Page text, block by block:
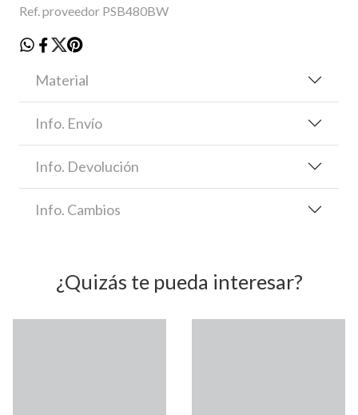
Ref. proveedor PSB480BW
Material
Info. Envío
Info. Devolución
Info. Cambios
¿Quizás te pueda interesar?